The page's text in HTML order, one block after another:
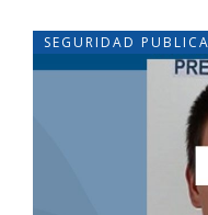
SEGURIDAD PUBLICA